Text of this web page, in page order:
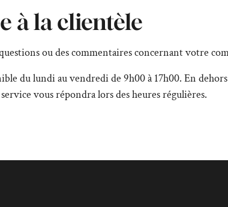
à la clientèle
ou des commentaires concernant votre
du lundi au vendredi de 9h00 à 17h00. En
vous répondra lors des heures régulières.